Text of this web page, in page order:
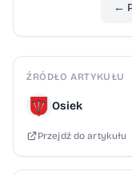
←
ŹRÓDŁO ARTYKUŁU
Osiek
Przejdź do artykułu